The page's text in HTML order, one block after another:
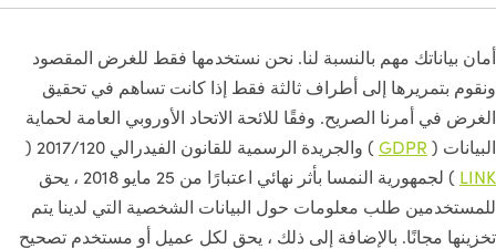
أمان بياناتك مهم بالنسبة لنا. نحن نستخدمها فقط للغرض المقصود
ونقوم بتمريرها إلى أطراف ثالثة فقط إذا كانت تساهم في تحقيق
الغرض في أمرنا الصريح. وفقًا للائحة الاتحاد الأوروبي العامة لحماية
البيانات ( GDPR) والجريدة الرسمية للقانون الفيدرالي 2017/120 (
LINK
) لجمهورية النمسا بأثر نهائي اعتبارًا من 25 مايو 2018 ، يحق
للمستخدمين طلب معلومات حول البيانات الشخصية التي لدينا يتم
تخزينها مجانًا. بالإضافة إلى ذلك ، يحق لكل عميل أو مستخدم تصحيح